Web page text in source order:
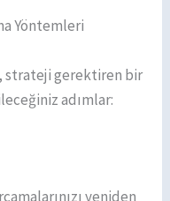
Yöntemleri
strateji gerektiren bir
adımlar:
yeniden